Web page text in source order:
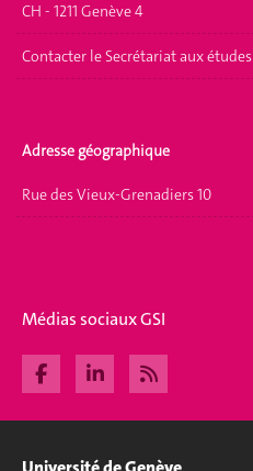
CH - 1211 Genève 4
Contacter le Secrétariat aux études
Adresse géographique
Rue des Vieux-Grenadiers 10
Médias sociaux GSI